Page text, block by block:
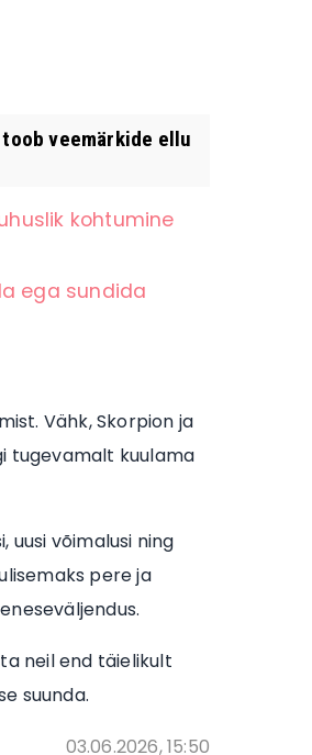
veemärkide ellu
kohtumine
ega sundida
Vähk, Skorpion ja
tugevamalt kuulama
uusi võimalusi ning
pere ja
neil end täielikult
suunda.
03.06.2026, 15:50